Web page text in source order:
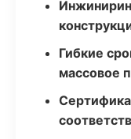
Гибкие
массовое